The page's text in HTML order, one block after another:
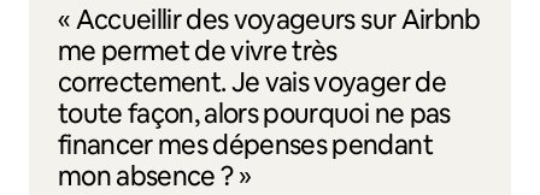
« Accueillir des voyageurs sur Airbnb
me permet de vivre très
correctement. Je vais voyager de
toute façon, alors pourquoi ne pas
financer mes dépenses pendant
mon absence ? »